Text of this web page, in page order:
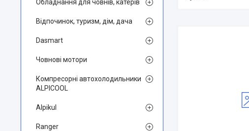
Обладнання для човнів, катерів
Відпочинок, туризм, дім, дача
Dasmart
Човнові мотори
Компресорні автохолодильники
ALPICOOL
Alpikul
Ranger